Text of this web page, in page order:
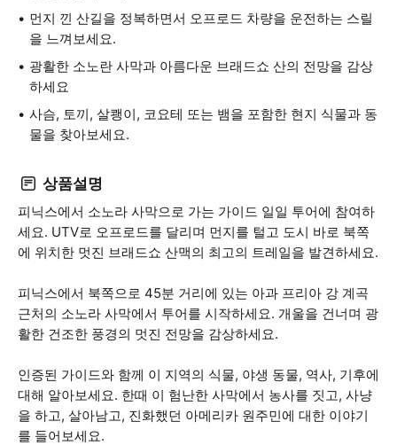
먼지 낀 산길을 정복하면서 오프로드 차량을 운전하는 스릴
을 느껴보세요.
광활한 소노란 사막과 아름다운 브래드쇼 산의 전망을 감상
하세요
사슴, 토끼, 살쾡이, 코요테 또는 뱀을 포함한 현지 식물과 동
물을 찾아보세요.
상품설명
피닉스에서 소노라 사막으로 가는 가이드 일일 투어에 참여하
세요. UTV로 오프로드를 달리며 먼지를 털고 도시 바로 북쪽
에 위치한 멋진 브래드쇼 산맥의 최고의 트레일을 발견하세요.
피닉스에서 북쪽으로 45분 거리에 있는 아과 프리아 강 계곡
근처의 소노라 사막에서 투어를 시작하세요. 개울을 건너며 광
활한 건조한 풍경의 멋진 전망을 감상하세요.
인증된 가이드와 함께 이 지역의 식물, 야생 동물, 역사, 기후에
대해 알아보세요. 한때 이 험난한 사막에서 농사를 짓고, 사냥
을 하고, 살아남고, 진화했던 아메리카 원주민에 대한 이야기
를 들어보세요.